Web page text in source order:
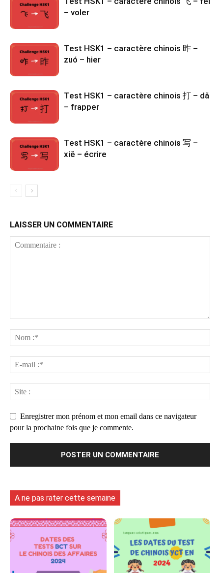
– voler
Test HSK1 – caractère chinois 昨 –
zuó – hier
Test HSK1 – caractère chinois 打 – dǎ
– frapper
Test HSK1 – caractère chinois 写 –
xiě – écrire
LAISSER UN COMMENTAIRE
Enregistrer mon prénom et mon email dans ce navigateur
pour la prochaine fois que je commente.
A ne pas rater cette semaine